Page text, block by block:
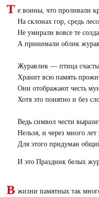
Т е воины, что проливали
На склонах гор, средь
Не умирали вовсе те
А принимали облик
Журавлик — птица
Хранит всю память
Они отображают честь
Хотя это понятно и без
Ведь символ чести
Нельзя, и через много лет
Для этого придуман
И это Праздник белых
В жизни памятных так